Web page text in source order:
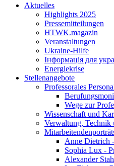
Aktuelles
Highlights 2025
Pressemitteilungen
HTWK.magazin
Veranstaltungen
Ukraine-Hilfe
Інформація для
Energiekrise
Stellenangebote
Professorales
Wege zur
Wissenschaft und
Verwaltung, Technik
Anne Dietrich
Sophia Lux -
Alexander